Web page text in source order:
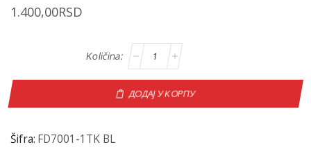
1.400,00RSD
ДОДАЈ У КОРПУ
Šifra: FD7001-1TK BL